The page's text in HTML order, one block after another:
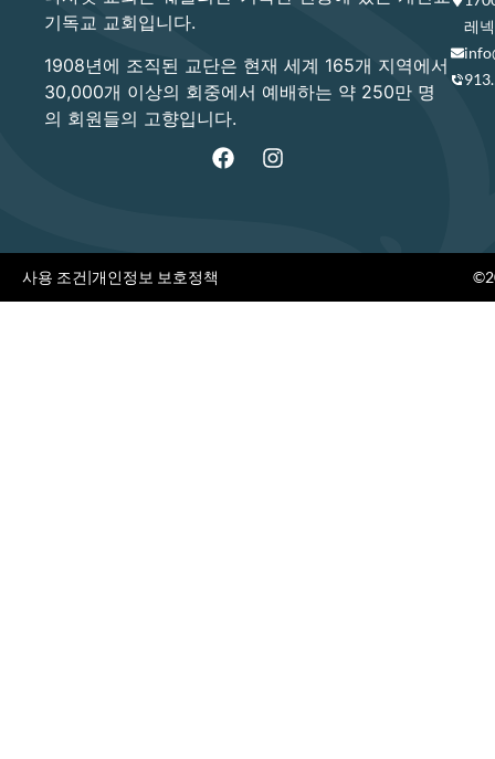
기독교 교회입니다.
1908년에 조직된 교단은 현재 세계 165개 지역에서
30,000개 이상의 회중에서 예배하는 약 250만 명
의 회원들의 고향입니다.
레
사용 조건|개인정보 보호정책